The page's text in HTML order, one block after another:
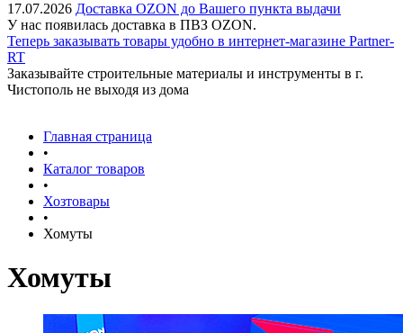
17.07.2026 Доставка OZON до Вашего пункта выдачи
У нас появилась доставка в ПВЗ OZON.
Теперь заказывать товары удобно в интернет-магазине Partner-
RT
Заказывайте строительные материалы и инструменты в г.
Чистополь не выходя из дома
Главная страница
•
Каталог товаров
•
Хозтовары
•
Хомуты
Хомуты